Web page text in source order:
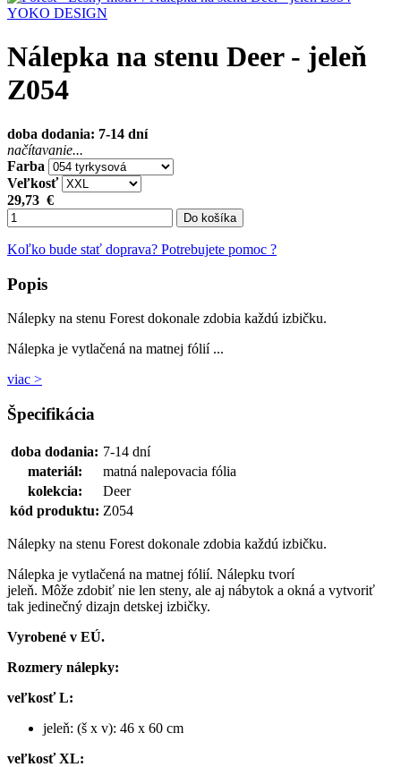
YOKO DESIGN
Nálepka na stenu Deer - jeleň
Z054
doba dodania: 7-14 dní
načítavanie...
Farba
Veľkosť
29,73 €
Do košíka
Koľko bude stať doprava? Potrebujete pomoc ?
Popis
Nálepky na stenu Forest dokonale zdobia každú izbičku.
Nálepka je vytlačená na matnej fólií ...
viac >
Špecifikácia
doba dodania: 7-14 dní
materiál:
matná nalepovacia fólia
kolekcia:
Deer
kód produktu: Z054
Nálepky na stenu Forest dokonale zdobia každú izbičku.
Nálepka je vytlačená na matnej fólií. Nálepku tvorí
jeleň. Môže zdobiť nie len steny, ale aj nábytok a okná a vytvoriť
tak jedinečný dizajn detskej izbičky.
Vyrobené v EÚ.
Rozmery nálepky:
veľkosť L:
jeleň: (š x v): 46 x 60 cm
veľkosť XL: